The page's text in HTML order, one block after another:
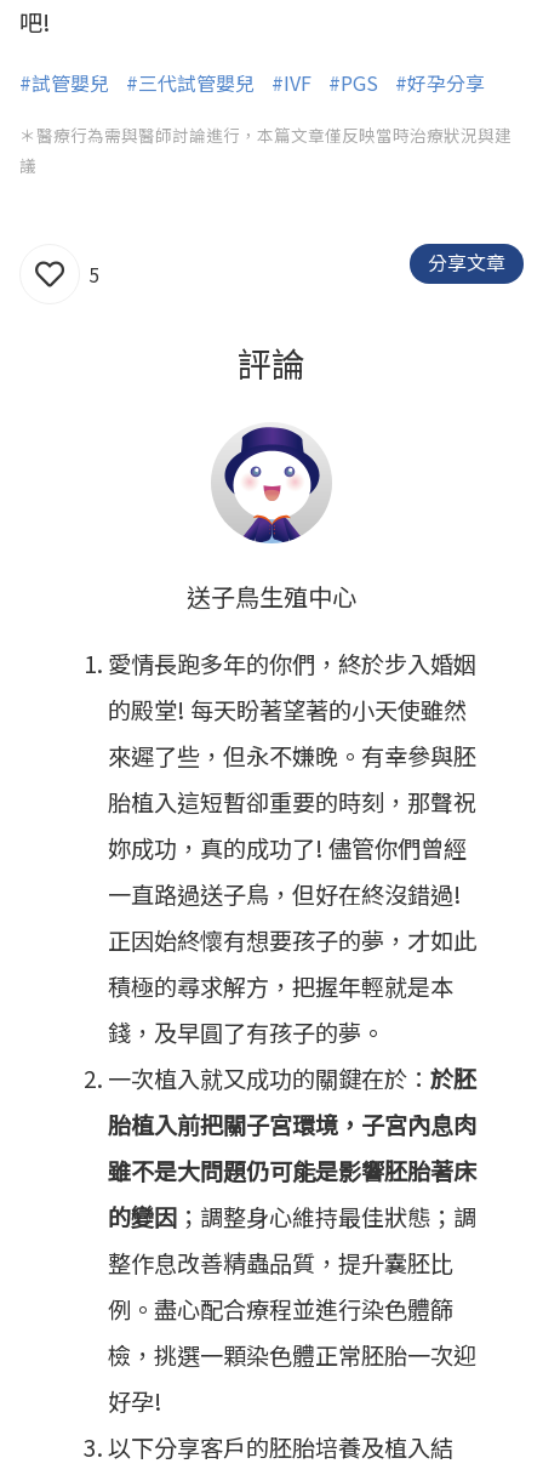
吧!
#試管嬰兒 #三代試管嬰兒 #IVF #PGS #好孕分享
＊醫療行為需與醫師討論進行，本篇文章僅反映當時治療狀況與建
議
5 分享文章
評論
送子鳥生殖中心
愛情長跑多年的你們，終於步入婚姻
的殿堂! 每天盼著望著的小天使雖然
來遲了些，但永不嫌晚。有幸參與胚
胎植入這短暫卻重要的時刻，那聲祝
妳成功，真的成功了! 儘管你們曾經
一直路過送子鳥，但好在終沒錯過!
正因始終懷有想要孩子的夢，才如此
積極的尋求解方，把握年輕就是本
錢，及早圓了有孩子的夢。
一次植入就又成功的關鍵在於： 於胚
胎植入前把關子宮環境，子宮內息肉
雖不是大問題仍可能是影響胚胎著床
的變因 ；調整身心維持最佳狀態；調
整作息改善精蟲品質，提升囊胚比
例。盡心配合療程並進行染色體篩
檢，挑選一顆染色體正常胚胎一次迎
好孕!
以下分享客戶的胚胎培養及植入結